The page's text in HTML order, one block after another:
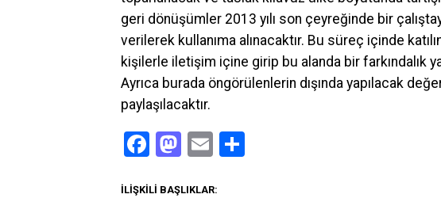
geri dönüşümler 2013 yılı son çeyreğinde bir
verilerek kullanıma alınacaktır. Bu süreç içinde
kişilerle iletişim içine girip bu alanda bir farkındalık
Ayrıca burada öngörülenlerin dışında yapılacak
paylaşılacaktır.
Facebook
Mastodon
Email
İLIŞKILI BAŞLIKLAR: